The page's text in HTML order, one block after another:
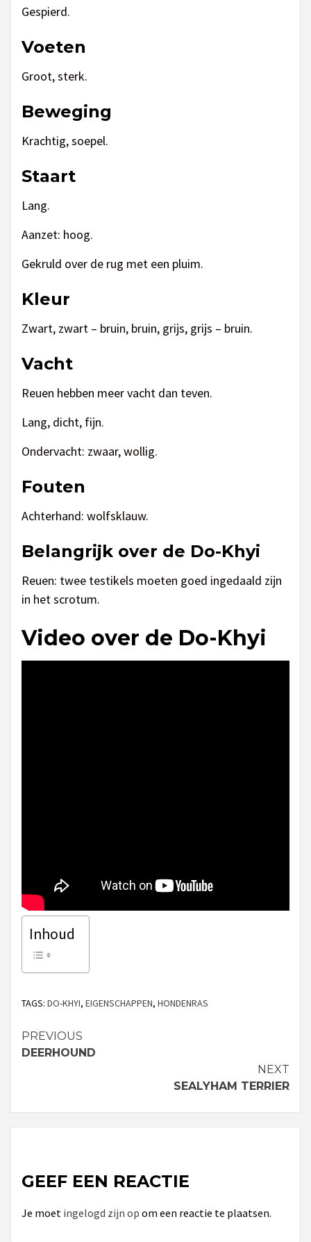
Gespierd.
Voeten
Groot, sterk.
Beweging
Krachtig, soepel.
Staart
Lang.
Aanzet: hoog.
Gekruld over de rug met een pluim.
Kleur
Zwart, zwart – bruin, bruin, grijs, grijs – bruin.
Vacht
Reuen hebben meer vacht dan teven.
Lang, dicht, fijn.
Ondervacht: zwaar, wollig.
Fouten
Achterhand: wolfsklauw.
Belangrijk over de Do-Khyi
Reuen: twee testikels moeten goed ingedaald zijn
in het scrotum.
Video over de Do-Khyi
Inhoud
TAGS: DO-KHYI, EIGENSCHAPPEN, HONDENRAS
Continue
PREVIOUS
DEERHOUND
NEXT
SEALYHAM TERRIER
GEEF EEN REACTIE
Je moet ingelogd zijn op om een reactie te plaatsen.